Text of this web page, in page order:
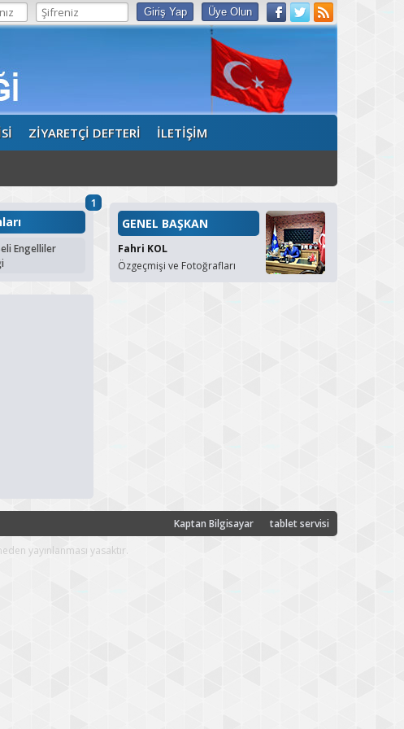
ZİYARETÇİ DEFTERİ İLETİŞİM
1
Engelliler
GENEL BAŞKAN
Fahri KOL
Özgeçmişi ve Fotoğrafları
Kaptan Bilgisayar
tablet servisi
yayınlanması yasaktır.